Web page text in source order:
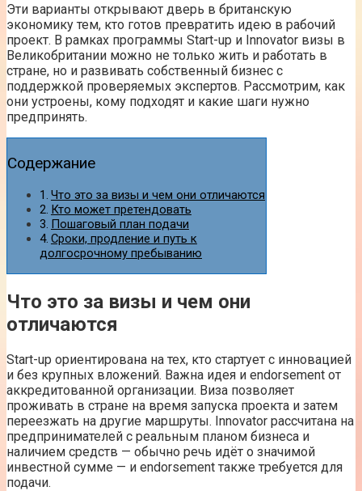
Эти варианты открывают дверь в британскую
экономику тем, кто готов превратить идею в рабочий
проект. В рамках программы Start-up и Innovator визы в
Великобритании можно не только жить и работать в
стране, но и развивать собственный бизнес с
поддержкой проверяемых экспертов. Рассмотрим, как
они устроены, кому подходят и какие шаги нужно
предпринять.
Содержание
Что это за визы и чем они отличаются
Кто может претендовать
Пошаговый план подачи
Сроки, продление и путь к
долгосрочному пребыванию
Что это за визы и чем они
отличаются
Start-up ориентирована на тех, кто стартует с инновацией
и без крупных вложений. Важна идея и endorsement от
аккредитованной организации. Виза позволяет
проживать в стране на время запуска проекта и затем
переезжать на другие маршруты. Innovator рассчитана на
предпринимателей с реальным планом бизнеса и
наличием средств — обычно речь идёт о значимой
инвестной сумме — и endorsement также требуется для
подачи.